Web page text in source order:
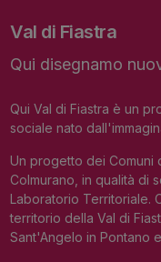
Val di Fiastra
Qui disegnamo
Qui Val di Fiastra è un
sociale nato
Un progetto dei Comuni
Colmurano, in qualità di
Laboratorio Territoriale.
territorio della Val di
Sant'Angelo in Pontano